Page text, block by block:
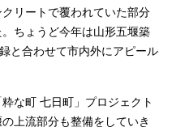
リートで覆われていた部分
ちょうど今年は山形五堰築
と合わせて市内外にアピール
な町 七日町」プロジェクト
上流部分も整備をしていき